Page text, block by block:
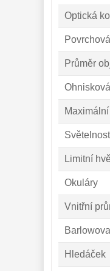
Optická
Průměr
Světelnost
Limitní
Okuláry
Vnitřní
Hledáček